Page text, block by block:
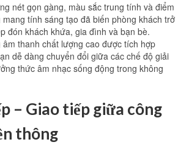
nét gọn gàng, màu sắc trung tính và điểm
tính sáng tạo đã biến phòng khách trở
đón khách khứa, gia đình và bạn bè.
âm thanh chất lượng cao được tích hợp
dễ dàng chuyển đổi giữa các chế độ giải
thức âm nhạc sống động trong không
– Giao tiếp giữa công
thông